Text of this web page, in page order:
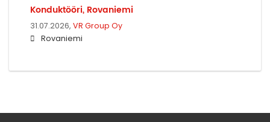
Konduktööri, Rovaniemi
31.07.2026, VR Group Oy
Rovaniemi